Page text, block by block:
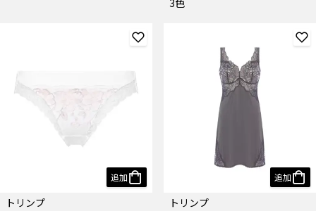
3色
追加
トリンプ
追加
トリンプ